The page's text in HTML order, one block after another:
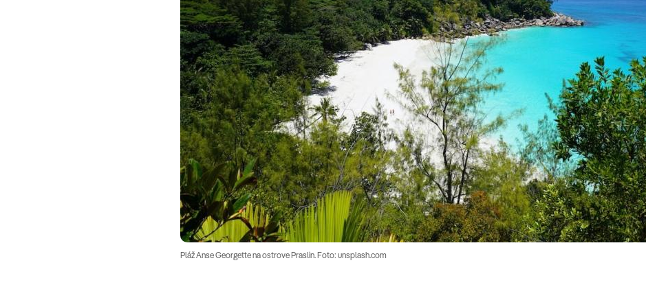
Pláž Anse Georgette na ostrove Praslin. Foto: unsplash.com